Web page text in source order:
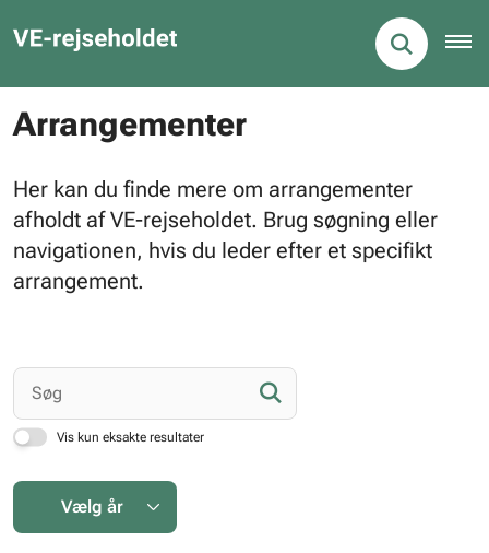
Arrangementer
Her kan du finde mere om arrangementer
afholdt af VE-rejseholdet. Brug søgning eller
navigationen, hvis du leder efter et specifikt
arrangement.
Vis kun eksakte resultater